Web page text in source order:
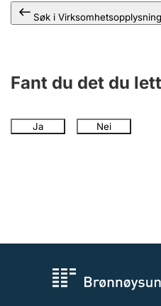
Søk i
Fant du det du
Ja Nei